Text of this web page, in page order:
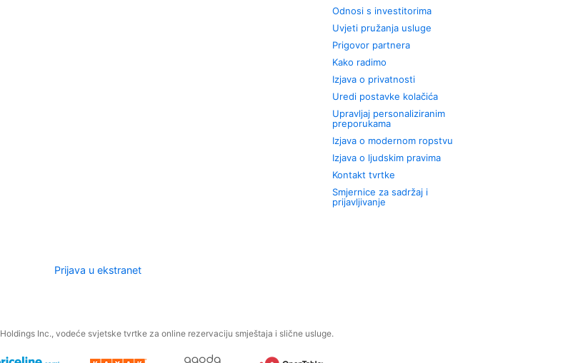
Odnosi s investitorima
Uvjeti pružanja usluge
Prigovor partnera
Kako radimo
Izjava o privatnosti
Uredi postavke kolačića
Upravljaj personaliziranim
preporukama
Izjava o modernom ropstvu
Izjava o ljudskim pravima
Kontakt tvrtke
Smjernice za sadržaj i
prijavljivanje
Prijava u ekstranet
Inc., vodeće svjetske tvrtke za online rezervaciju smještaja i slične usluge.